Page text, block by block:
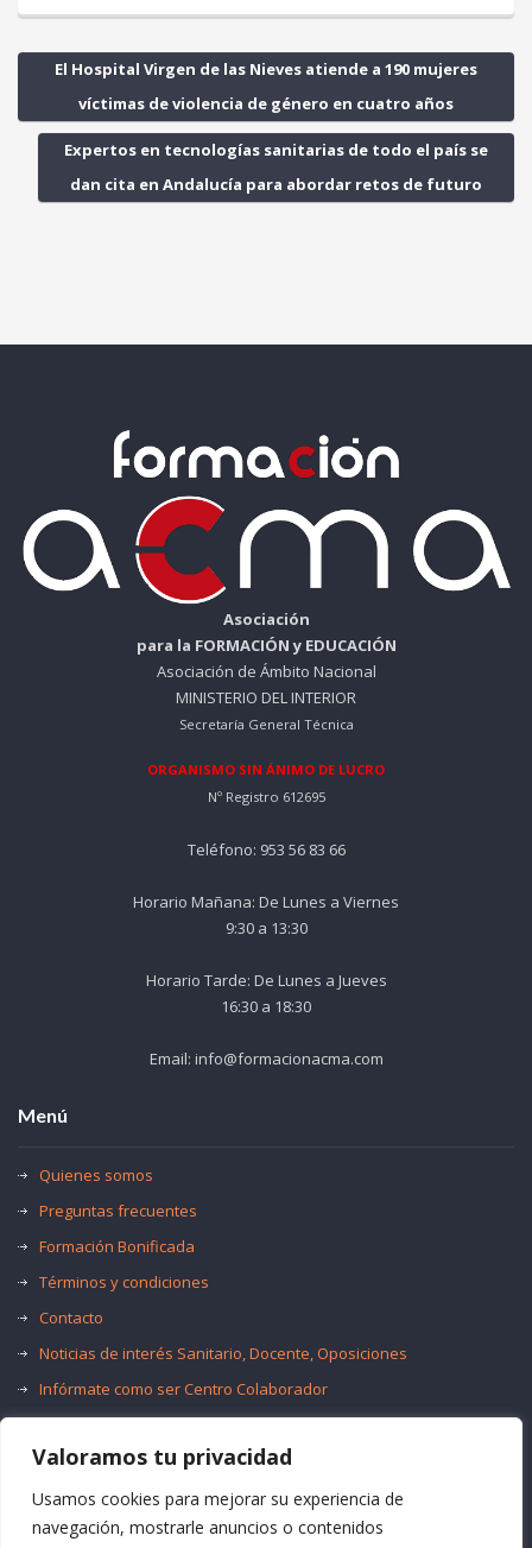
Valoramos tu privacidad
Usamos cookies para mejorar su experiencia de
navegación, mostrarle anuncios o contenidos
El Hospital Virgen de las Nieves atiende a 190 mujeres
víctimas de violencia de género en cuatro años
Expertos en tecnologías sanitarias de todo el país se
dan cita en Andalucía para abordar retos de futuro
Asociación
para la FORMACIÓN y EDUCACIÓN
Asociación de Ámbito Nacional
MINISTERIO DEL INTERIOR
Secretaría General Técnica
ORGANISMO SIN ÁNIMO DE LUCRO
Nº Registro 612695
Teléfono: 953 56 83 66
Horario Mañana: De Lunes a Viernes
9:30 a 13:30
Horario Tarde: De Lunes a Jueves
16:30 a 18:30
Email: info@formacionacma.com
Menú
Quienes somos
Preguntas frecuentes
Formación Bonificada
Términos y condiciones
Contacto
Noticias de interés Sanitario, Docente, Oposiciones
Infórmate como ser Centro Colaborador
Oferta de Empleo Público
Bolsas de Empleo